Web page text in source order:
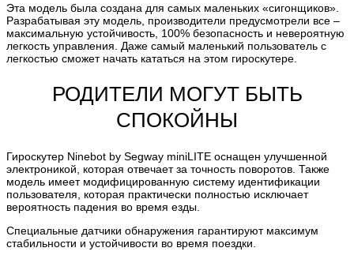
Эта модель была создана для самых маленьких «сигонщиков».
Разрабатывая эту модель, производители предусмотрели все –
максимальную устойчивость, 100% безопасность и невероятную
легкость управления. Даже самый маленький пользователь с
легкостью сможет начать кататься на этом гироскутере.
РОДИТЕЛИ МОГУТ БЫТЬ
СПОКОЙНЫ
Гироскутер Ninebot by Segway miniLITE оснащен улучшенной
электроникой, которая отвечает за точность поворотов. Также
модель имеет модифицированную систему идентификации
пользователя, которая практически полностью исключает
вероятность падения во время езды.
Специальные датчики обнаружения гарантируют максимум
стабильности и устойчивости во время поездки.